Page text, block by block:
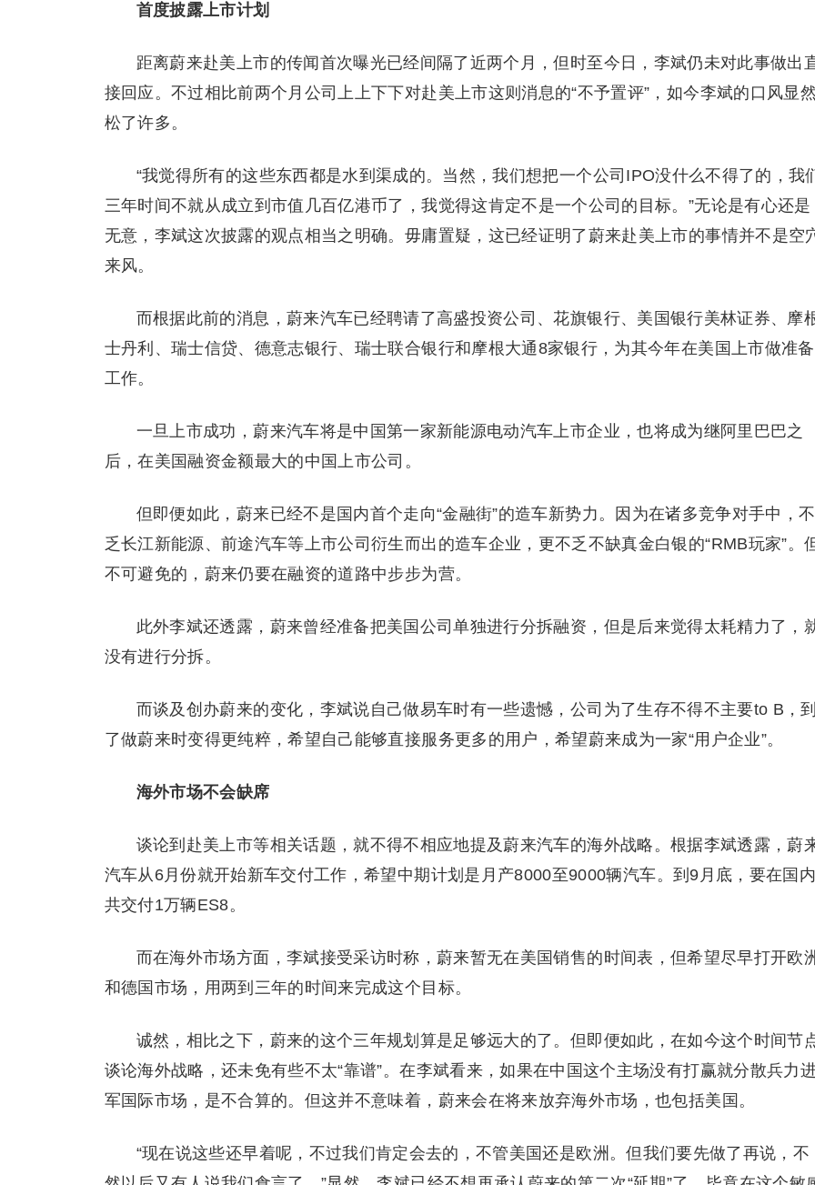
首度披露上市计划
距离蔚来赴美上市的传闻首次曝光已经间隔了近两个月，但时至今日，李斌仍未对此事做出
接回应。不过相比前两个月公司上上下下对赴美上市这则消息的“不予置评”，如今李斌的口风显然
松了许多。
“我觉得所有的这些东西都是水到渠成的。当然，我们想把一个公司IPO没什么不得了的，我
三年时间不就从成立到市值几百亿港币了，我觉得这肯定不是一个公司的目标。”无论是有心还是
无意，李斌这次披露的观点相当之明确。毋庸置疑，这已经证明了蔚来赴美上市的事情并不是空
来风。
而根据此前的消息，蔚来汽车已经聘请了高盛投资公司、花旗银行、美国银行美林证券、摩
士丹利、瑞士信贷、德意志银行、瑞士联合银行和摩根大通8家银行，为其今年在美国上市做准备
工作。
一旦上市成功，蔚来汽车将是中国第一家新能源电动汽车上市企业，也将成为继阿里巴巴之
后，在美国融资金额最大的中国上市公司。
但即便如此，蔚来已经不是国内首个走向“金融街”的造车新势力。因为在诸多竞争对手中，不
乏长江新能源、前途汽车等上市公司衍生而出的造车企业，更不乏不缺真金白银的“RMB玩家”。
不可避免的，蔚来仍要在融资的道路中步步为营。
此外李斌还透露，蔚来曾经准备把美国公司单独进行分拆融资，但是后来觉得太耗精力了，
没有进行分拆。
而谈及创办蔚来的变化，李斌说自己做易车时有一些遗憾，公司为了生存不得不主要to B，到
了做蔚来时变得更纯粹，希望自己能够直接服务更多的用户，希望蔚来成为一家“用户企业”。
海外市场不会缺席
谈论到赴美上市等相关话题，就不得不相应地提及蔚来汽车的海外战略。根据李斌透露，蔚
汽车从6月份就开始新车交付工作，希望中期计划是月产8000至9000辆汽车。到9月底，要在国内
共交付1万辆ES8。
而在海外市场方面，李斌接受采访时称，蔚来暂无在美国销售的时间表，但希望尽早打开欧
和德国市场，用两到三年的时间来完成这个目标。
诚然，相比之下，蔚来的这个三年规划算是足够远大的了。但即便如此，在如今这个时间节
谈论海外战略，还未免有些不太“靠谱”。在李斌看来，如果在中国这个主场没有打赢就分散兵力
军国际市场，是不合算的。但这并不意味着，蔚来会在将来放弃海外市场，也包括美国。
“现在说这些还早着呢，不过我们肯定会去的，不管美国还是欧洲。但我们要先做了再说，不